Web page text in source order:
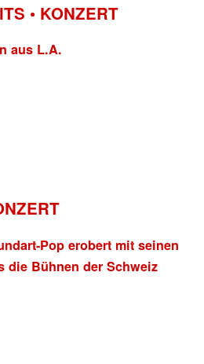
• KONZERT
aus L.A.
Pop erobert mit seinen
die Bühnen der Schweiz